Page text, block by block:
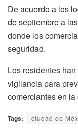
De acuerdo a los
de septiembre a
donde los
seguridad.
Los residentes
vigilancia para
comerciantes en la
Tags: ciudad de